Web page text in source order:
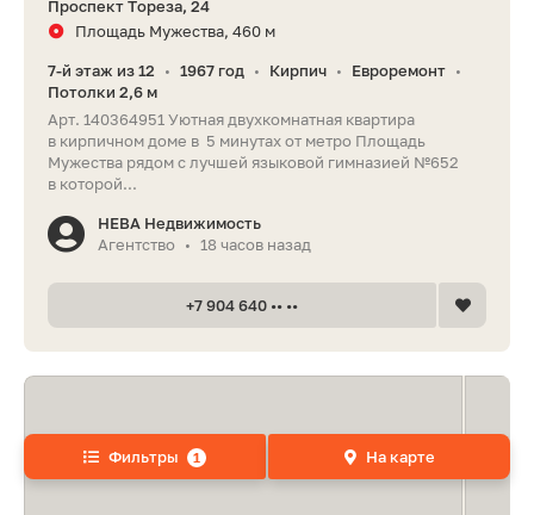
Проспект Тореза, 24
Площадь Мужества, 460 м
7-й этаж из 12 • 1967 год • Кирпич • Евроремонт •
Потолки 2,6 м
Арт. 140364951 Уютная двухкомнатная квартира
в кирпичном доме в 5 минутах от метро Площадь
Мужества рядом с лучшей языковой гимназией №652
в которой...
НЕВА Недвижимость
Агентство
• 18 часов назад
+7 904 640 •• ••
Фильтры 1 На карте